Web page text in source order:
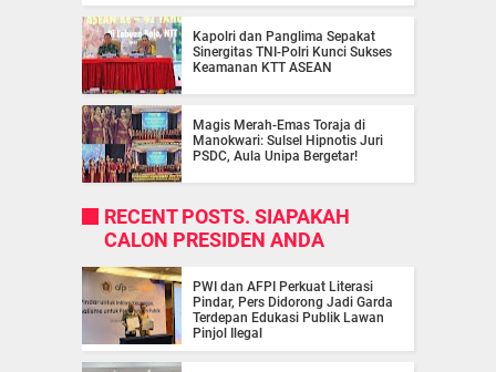
Kapolri dan Panglima Sepakat
Sinergitas TNI-Polri Kunci Sukses
Keamanan KTT ASEAN
Magis Merah-Emas Toraja di
Manokwari: Sulsel Hipnotis Juri
PSDC, Aula Unipa Bergetar!
RECENT POSTS. SIAPAKAH
CALON PRESIDEN ANDA
PWI dan AFPI Perkuat Literasi
Pindar, Pers Didorong Jadi Garda
Terdepan Edukasi Publik Lawan
Pinjol Ilegal